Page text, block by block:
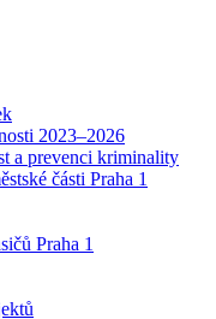
2023–2026
a prevenci kriminality
části Praha 1
Praha 1